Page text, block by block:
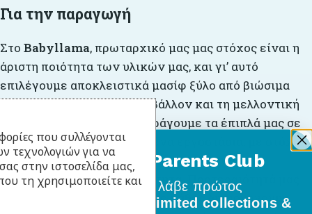
Για την παραγωγή
Στο Babyllama, πρωταρχικό μας μας στόχος είναι η
άριστη ποιότητα των υλικών μας, και γι’ αυτό
επιλέγουμε αποκλειστικά μασίφ ξύλο από βιώσιμα
δάση, με σεβασμό στο περιβάλλον και τη μελλοντική
γενιά. Σχεδιάζουμε και παράγουμε τα έπιπλά μας σε
συνεργασία με εξειδικευμένα εργοστάσια, με στόχο
να προσφέρουμε λύσεις που συνδυάζουν την
αισθητική με την πρακτικότητα. Προτεραιότητά μας
είναι πάντα ο πελάτης και με πάθος δημιουργούμε
που συλλέγονται
τεχνολογιών για να
στην ιστοσελίδα μας,
τη χρησιμοποιείτε και
BabyLlama Parents Club
Γίνε μέλοςκαι λάβε πρώτος
όλα τα νέα σχέδια, limited collections &